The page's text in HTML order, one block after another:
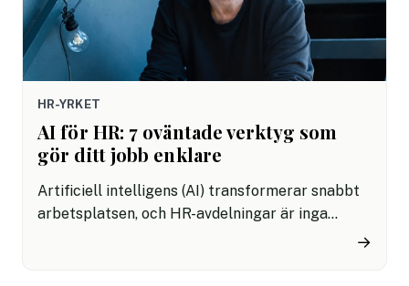
HR-YRKET
AI för HR: 7 oväntade verktyg som
gör ditt jobb enklare
Artificiell intelligens (AI) transformerar snabbt
arbetsplatsen, och HR-avdelningar är inga
→